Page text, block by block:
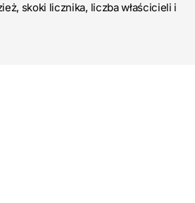
skoki licznika, liczba właścicieli i